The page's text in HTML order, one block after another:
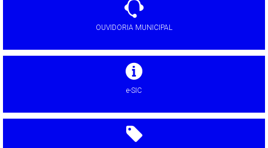
OUVIDORIA MUNICIPAL
e-SIC